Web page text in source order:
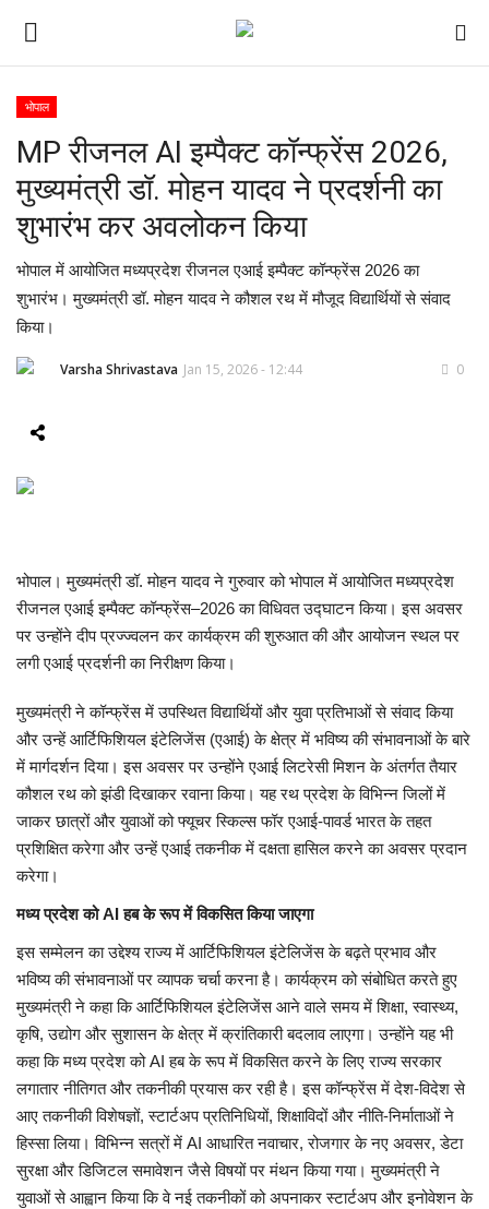
ई-पेपर
होम
Contact Us
Subscribe
About Us
देश
दुनिया
छत्तीसगढ़
मनोरंजन
लाइफस्टाइल
खेल
ब्रेकिंग न्यूज़
व्यापार
टेक न्यूज़
भोपाल
MP रीजनल AI इम्पैक्ट कॉन्फ्रेंस 2026,
मुख्यमंत्री डॉ. मोहन यादव ने प्रदर्शनी का
शुभारंभ कर अवलोकन किया
भोपाल में आयोजित मध्यप्रदेश रीजनल एआई इम्पैक्ट कॉन्फ्रेंस 2026 का
शुभारंभ। मुख्यमंत्री डॉ. मोहन यादव ने कौशल रथ में मौजूद विद्यार्थियों से संवाद
किया।
Varsha Shrivastava Jan 15, 2026 - 12:44 0
भोपाल। मुख्यमंत्री डॉ. मोहन यादव ने गुरुवार को भोपाल में आयोजित मध्यप्रदेश
रीजनल एआई इम्पैक्ट कॉन्फ्रेंस–2026 का विधिवत उद्घाटन किया। इस अवसर
पर उन्होंने दीप प्रज्ज्वलन कर कार्यक्रम की शुरुआत की और आयोजन स्थल पर
लगी एआई प्रदर्शनी का निरीक्षण किया।
मुख्यमंत्री ने कॉन्फ्रेंस में उपस्थित विद्यार्थियों और युवा प्रतिभाओं से संवाद किया
और उन्हें आर्टिफिशियल इंटेलिजेंस (एआई) के क्षेत्र में भविष्य की संभावनाओं के बारे
में मार्गदर्शन दिया। इस अवसर पर उन्होंने एआई लिटरेसी मिशन के अंतर्गत तैयार
कौशल रथ को झंडी दिखाकर रवाना किया। यह रथ प्रदेश के विभिन्न जिलों में
जाकर छात्रों और युवाओं को फ्यूचर स्किल्स फॉर एआई-पावर्ड भारत के तहत
प्रशिक्षित करेगा और उन्हें एआई तकनीक में दक्षता हासिल करने का अवसर प्रदान
करेगा।
मध्य प्रदेश को AI हब के रूप में विकसित किया जाएगा
इस सम्मेलन का उद्देश्य राज्य में आर्टिफिशियल इंटेलिजेंस के बढ़ते प्रभाव और
भविष्य की संभावनाओं पर व्यापक चर्चा करना है। कार्यक्रम को संबोधित करते हुए
मुख्यमंत्री ने कहा कि आर्टिफिशियल इंटेलिजेंस आने वाले समय में शिक्षा, स्वास्थ्य,
कृषि, उद्योग और सुशासन के क्षेत्र में क्रांतिकारी बदलाव लाएगा। उन्होंने यह भी
कहा कि मध्य प्रदेश को AI हब के रूप में विकसित करने के लिए राज्य सरकार
लगातार नीतिगत और तकनीकी प्रयास कर रही है। इस कॉन्फ्रेंस में देश-विदेश से
आए तकनीकी विशेषज्ञों, स्टार्टअप प्रतिनिधियों, शिक्षाविदों और नीति-निर्माताओं ने
हिस्सा लिया। विभिन्न सत्रों में AI आधारित नवाचार, रोजगार के नए अवसर, डेटा
सुरक्षा और डिजिटल समावेशन जैसे विषयों पर मंथन किया गया। मुख्यमंत्री ने
युवाओं से आह्वान किया कि वे नई तकनीकों को अपनाकर स्टार्टअप और इनोवेशन के